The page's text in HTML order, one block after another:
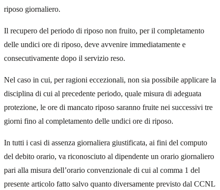
riposo giornaliero.
Il recupero del periodo di riposo non fruito, per il completamento
delle undici ore di riposo, deve avvenire immediatamente e
consecutivamente dopo il servizio reso.
Nel caso in cui, per ragioni eccezionali, non sia possibile applicare la
disciplina di cui al precedente periodo, quale misura di adeguata
protezione, le ore di mancato riposo saranno fruite nei successivi tre
giorni fino al completamento delle undici ore di riposo.
In tutti i casi di assenza giornaliera giustificata, ai fini del computo
del debito orario, va riconosciuto al dipendente un orario giornaliero
pari alla misura dell’orario convenzionale di cui al comma 1 del
presente articolo fatto salvo quanto diversamente previsto dal CCNL